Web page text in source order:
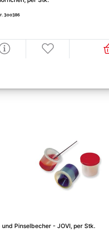
300386
und Pinselbecher - JOVI, per Stk.